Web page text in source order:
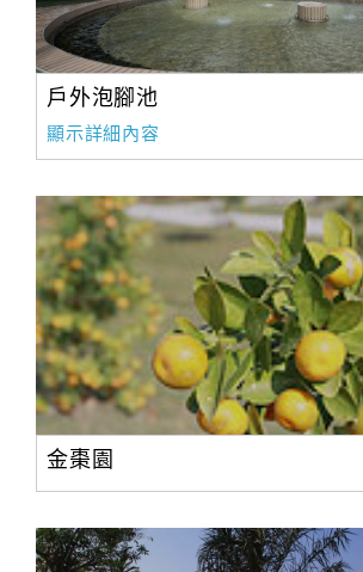
戶外泡腳池
顯示詳細內容
金棗園